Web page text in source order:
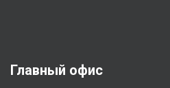
Главный офис